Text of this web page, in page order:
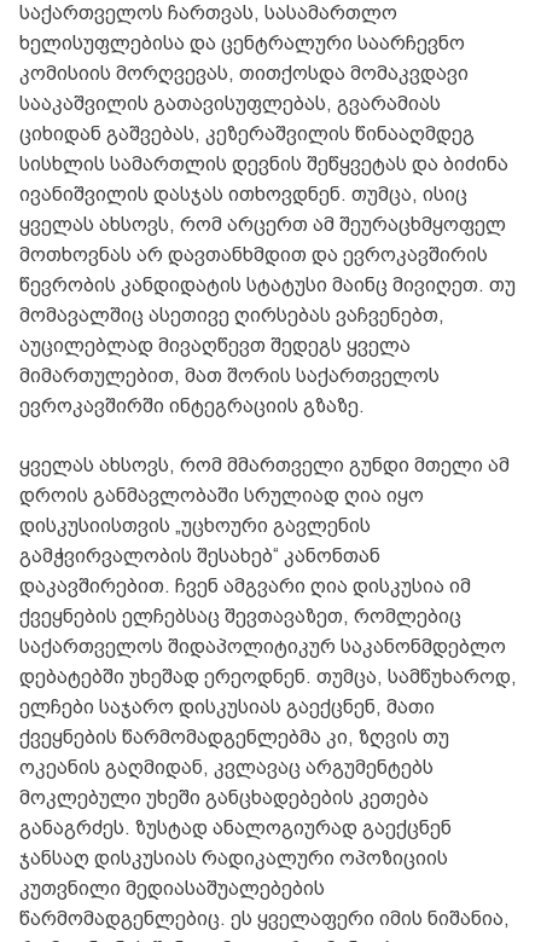
საქართველოს ჩართვას, სასამართლო
ხელისუფლებისა და ცენტრალური საარჩევნო
კომისიის მორღვევას, თითქოსდა მომაკვდავი
სააკაშვილის გათავისუფლებას, გვარამიას
ციხიდან გაშვებას, კეზერაშვილის წინააღმდეგ
სისხლის სამართლის დევნის შეწყვეტას და ბიძინა
ივანიშვილის დასჯას ითხოვდნენ. თუმცა, ისიც
ყველას ახსოვს, რომ არცერთ ამ შეურაცხმყოფელ
მოთხოვნას არ დავთანხმდით და ევროკავშირის
წევრობის კანდიდატის სტატუსი მაინც მივიღეთ. თუ
მომავალშიც ასეთივე ღირსებას ვაჩვენებთ,
აუცილებლად მივაღწევთ შედეგს ყველა
მიმართულებით, მათ შორის საქართველოს
ევროკავშირში ინტეგრაციის გზაზე.
ყველას ახსოვს, რომ მმართველი გუნდი მთელი ამ
დროის განმავლობაში სრულიად ღია იყო
დისკუსიისთვის „უცხოური გავლენის
გამჭვირვალობის შესახებ“ კანონთან
დაკავშირებით. ჩვენ ამგვარი ღია დისკუსია იმ
ქვეყნების ელჩებსაც შევთავაზეთ, რომლებიც
საქართველოს შიდაპოლიტიკურ საკანონმდებლო
დებატებში უხეშად ერეოდნენ. თუმცა, სამწუხაროდ,
ელჩები საჯარო დისკუსიას გაექცნენ, მათი
ქვეყნების წარმომადგენლებმა კი, ზღვის თუ
ოკეანის გაღმიდან, კვლავაც არგუმენტებს
მოკლებული უხეში განცხადებების კეთება
განაგრძეს. ზუსტად ანალოგიურად გაექცნენ
ჯანსაღ დისკუსიას რადიკალური ოპოზიციის
კუთვნილი მედიასაშუალებების
წარმომადგენლებიც. ეს ყველაფერი იმის ნიშანია,